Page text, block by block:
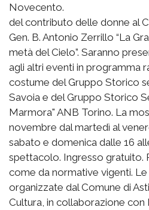
Novecento.
del contributo delle donne al
Gen. B. Antonio Zerrillo “La
metà del Cielo”. Saranno
agli altri eventi in programma
costume del Gruppo Storico
Savoia e del Gruppo Storico
Marmora" ANB Torino. La
novembre dal martedì al
sabato e domenica dalle 16
spettacolo. Ingresso gratuito.
come da normative vigenti.
organizzate dal Comune di
Cultura, in collaborazione